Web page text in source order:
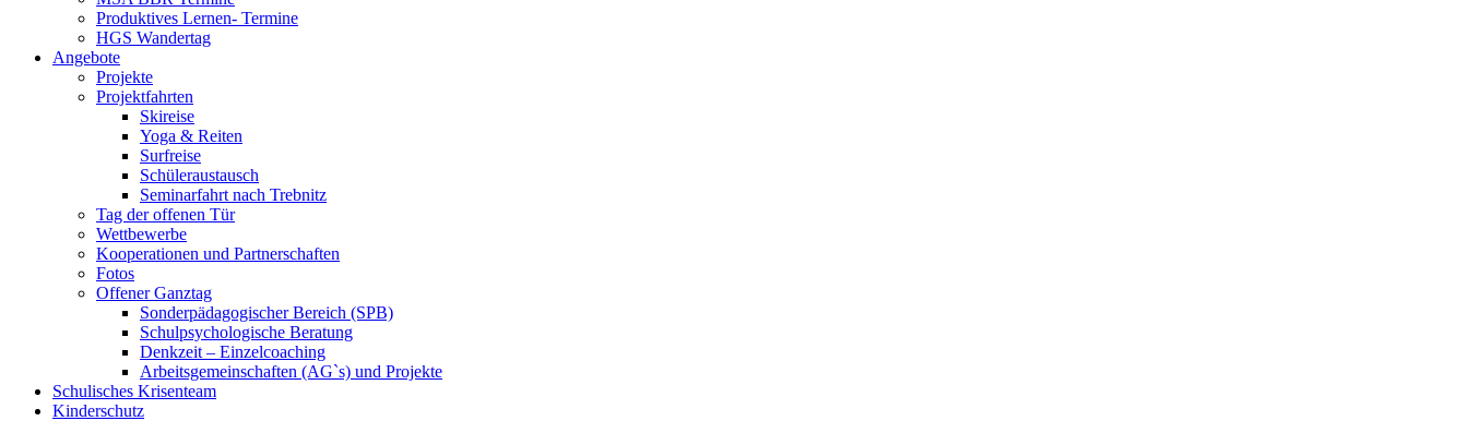
Produktives Lernen- Termine
HGS Wandertag
Angebote
Projekte
Projektfahrten
Skireise
Yoga & Reiten
Surfreise
Schüleraustausch
Seminarfahrt nach Trebnitz
Tag der offenen Tür
Wettbewerbe
Kooperationen und Partnerschaften
Fotos
Offener Ganztag
Sonderpädagogischer Bereich (SPB)
Schulpsychologische Beratung
Denkzeit – Einzelcoaching
Arbeitsgemeinschaften (AG`s) und Projekte
Schulisches Krisenteam
Kinderschutz